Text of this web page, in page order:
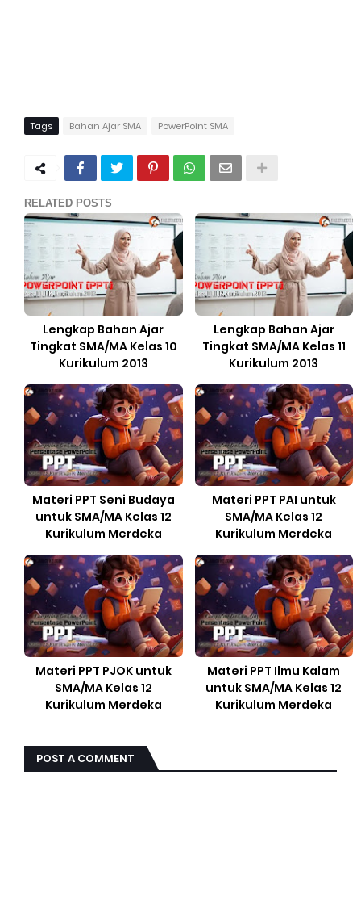
Tags Bahan Ajar SMA PowerPoint SMA
RELATED POSTS
Lengkap Bahan Ajar
Tingkat SMA/MA Kelas 10
Kurikulum 2013
Lengkap Bahan Ajar
Tingkat SMA/MA Kelas 11
Kurikulum 2013
Materi PPT Seni Budaya
untuk SMA/MA Kelas 12
Kurikulum Merdeka
Materi PPT PAI untuk
SMA/MA Kelas 12
Kurikulum Merdeka
Materi PPT PJOK untuk
SMA/MA Kelas 12
Kurikulum Merdeka
Materi PPT Ilmu Kalam
untuk SMA/MA Kelas 12
Kurikulum Merdeka
POST A COMMENT